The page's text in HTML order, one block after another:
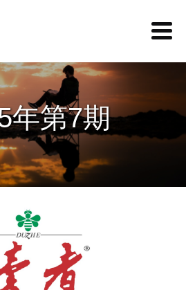
年第7期